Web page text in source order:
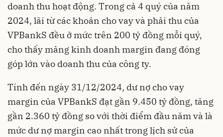
doanh thu hoạt động. Trong cả 4 quý của năm
2024, lãi từ các khoản cho vay và phải thu của
VPBankS đều ở mức trên 200 tỷ đồng mỗi quý,
cho thấy mảng kinh doanh margin đang đóng
góp lớn vào doanh thu của công ty.
Tính đến ngày 31/12/2024, dư nợ cho vay
margin của VPBankS đạt gần 9.450 tỷ đồng, tăng
gần 2.360 tỷ đồng so với thời điểm đầu năm và là
mức dư nợ margin cao nhất trong lịch sử của